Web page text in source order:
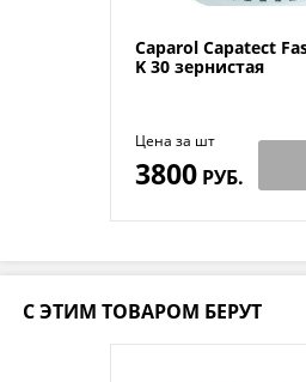
Caparol Capatect
K 30 зернистая
Цена за шт
3800РУБ.
С ЭТИМ ТОВАРОМ БЕРУТ